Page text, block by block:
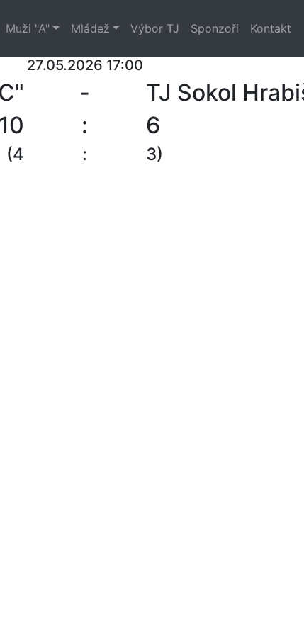
Muži "A" Mládež Výbor TJ Sponzoři Kontakt
27.05.2026 17:00
-
TJ Sokol
10
: 6
(4 : 3)